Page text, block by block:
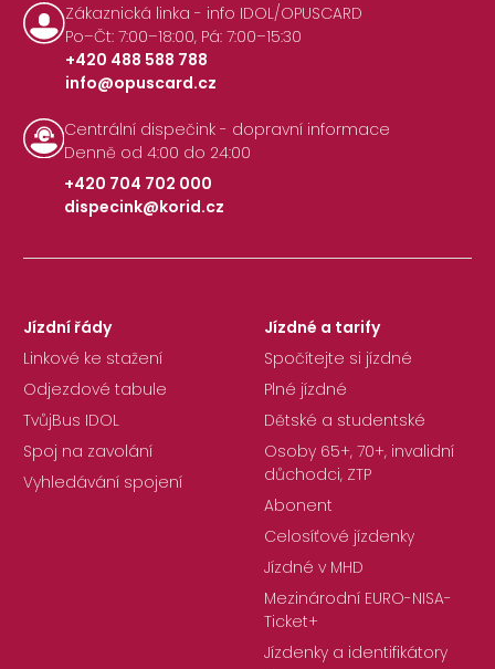
Zákaznická linka - info IDOL/OPUSCARD
Po–Čt: 7:00–18:00, Pá: 7:00–15:30
+420 488 588 788
|
info@opuscard.cz
Centrální dispečink - dopravní informace
Denně od 4:00 do 24:00
+420 704 702 000
|
dispecink@korid.cz
Jízdní řády
Linkové ke stažení
Odjezdové tabule
TvůjBus IDOL
Spoj na zavolání
Vyhledávání spojení
Jízdné a tarify
Spočítejte si jízdné
Plné jízdné
Dětské a studentské
Osoby 65+, 70+, invalidní
důchodci, ZTP
Abonent
Celosíťové jízdenky
Jízdné v MHD
Mezinárodní EURO-NISA-
Ticket+
Jízdenky a identifikátory